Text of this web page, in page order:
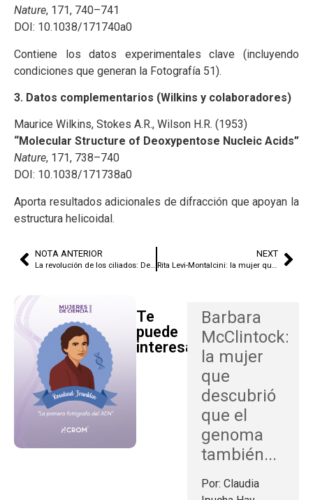
Nature, 171, 740–741
DOI: 10.1038/171740a0
Contiene los datos experimentales clave (incluyendo
condiciones que generan la Fotografía 51).
3. Datos complementarios (Wilkins y colaboradores)
Maurice Wilkins, Stokes A.R., Wilson H.R. (1953)
“Molecular Structure of Deoxypentose Nucleic Acids”
Nature, 171, 738–740
DOI: 10.1038/171738a0
Aporta resultados adicionales de difracción que apoyan la
estructura helicoidal.
NOTA ANTERIOR
La revolución de los ciliados: Desafiando las Reglas del Código Genético
NEXT
Rita Levi-Montalcini: la mujer que siguió el crecimiento de las neuronas hasta cambiar la biología
Te
puede
interesar
Barbara
McClintock:
la mujer
que
descubrió
que el
genoma
también...
Por: Claudia